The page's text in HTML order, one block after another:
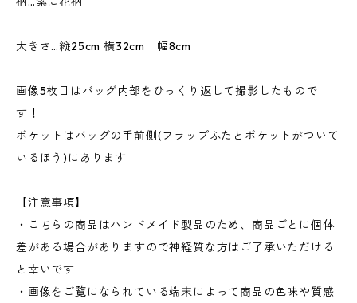
大きさ…縦25cm 横32cm 幅8cm
画像5枚目はバッグ内部をひっくり返して撮影したもので
す！
ポケットはバッグの手前側(フラップふたとポケットがついて
いるほう)にあります
【注意事項】
・こちらの商品はハンドメイド製品のため、商品ごとに個体
差がある場合がありますので神経質な方はご了承いただける
と幸いです
・画像をご覧になられている端末によって商品の色味や質感